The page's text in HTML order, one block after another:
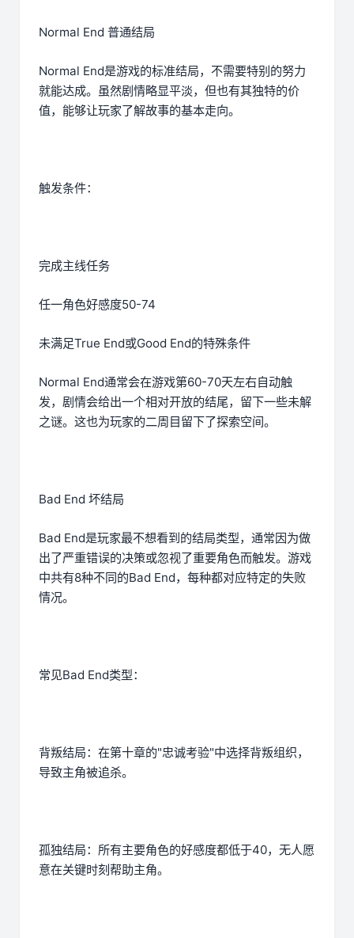
Normal End 普通结局
Normal End是游戏的标准结局，不需要特别的努力
就能达成。虽然剧情略显平淡，但也有其独特的价
值，能够让玩家了解故事的基本走向。
触发条件：
完成主线任务
任一角色好感度50-74
未满足True End或Good End的特殊条件
Normal End通常会在游戏第60-70天左右自动触
发，剧情会给出一个相对开放的结尾，留下一些未解
之谜。这也为玩家的二周目留下了探索空间。
Bad End 坏结局
Bad End是玩家最不想看到的结局类型，通常因为做
出了严重错误的决策或忽视了重要角色而触发。游戏
中共有8种不同的Bad End，每种都对应特定的失败
情况。
常见Bad End类型：
背叛结局：在第十章的"忠诚考验"中选择背叛组织，
导致主角被追杀。
孤独结局：所有主要角色的好感度都低于40，无人愿
意在关键时刻帮助主角。